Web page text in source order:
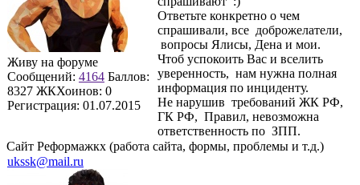
Живу на форуме
Сообщений: 4164 Баллов:
8327 ЖКХоинов: 0
Регистрация: 01.07.2015
Ответьте конкретно о чем
спрашивали, все доброжелатели,
вопросы Ялисы, Дена и мои.
Чтоб успокоить Вас и вселить
уверенность, нам нужна полная
информация по инциденту.
Не нарушив требований ЖК РФ,
ГК РФ, Правил, невозможна
ответственность по ЗПП.
Сайт Реформажкх (работа сайта, формы, проблемы и т.д.)
ukssk@mail.ru